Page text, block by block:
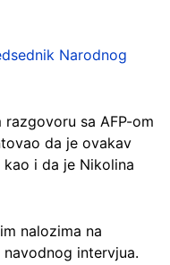
Narodnog
sa AFP-om
da je ovakav
i da je Nikolina
nalozima na
navodnog intervjua.